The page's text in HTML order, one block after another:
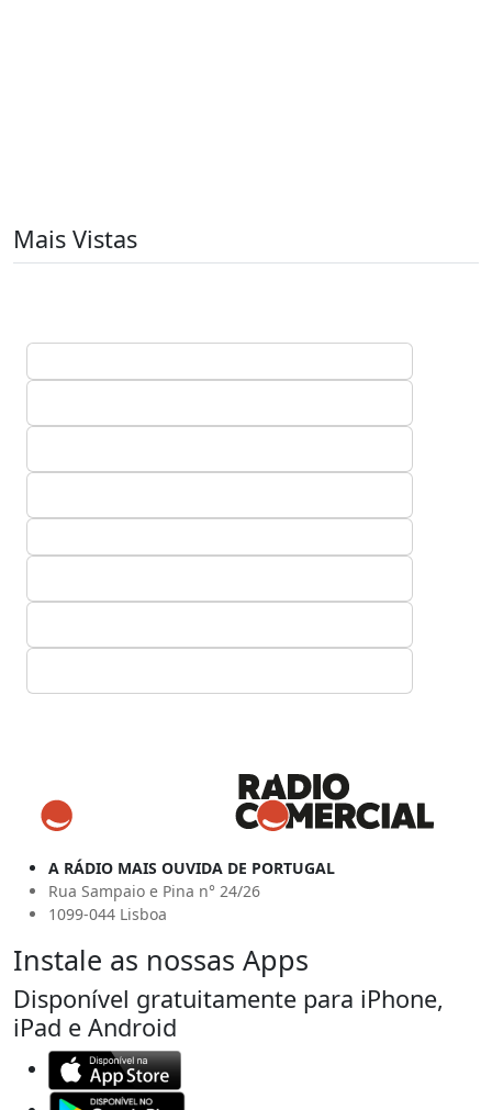
Mais Vistas
A RÁDIO MAIS OUVIDA DE PORTUGAL
Rua Sampaio e Pina n° 24/26
1099-044 Lisboa
Instale as nossas Apps
Disponível gratuitamente para iPhone,
iPad e Android